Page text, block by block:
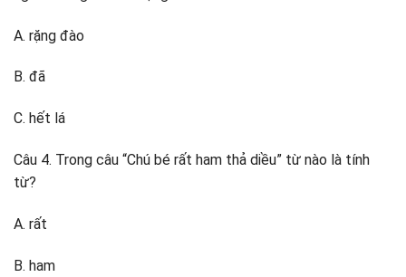
A. rặng đào
B. đã
C. hết lá
Câu 4. Trong câu “Chú bé rất ham thả diều” từ nào là tính
từ?
A. rất
B. ham